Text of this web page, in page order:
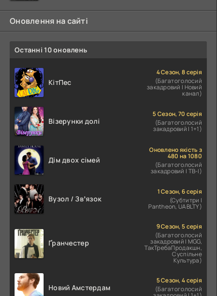
Оновлення на сайті
Останні 10 оновлень
КітПес
4 Сезон, 8 серія
(Багатоголосий
закадровий | Новий
канал)
Візерунки долі
5 Сезон, 70 серія
(Багатоголосий
закадровий | 1+1)
Дім двох сімей
Оновлено якість з
480 на 1080
(Багатоголосий
закадровий | ТВ-І)
Вузол / Звʼязок
1 Сезон, 6 серія
(Субтитри |
Pantheon, UABLTY)
Ґранчестер
9 Сезон, 5 серія
(Багатоголосий
закадровий | MGG,
ТакТребаПродакшн,
Суспільне
Культура)
Новий Амстердам
5 Сезон, 4 серія
(Багатоголосий